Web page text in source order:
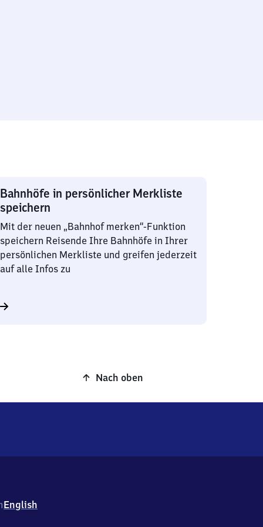
Bahnhöfe in persönlicher Merkliste
speichern
Mit der neuen „Bahnhof merken“-Funktion
speichern Reisende Ihre Bahnhöfe in Ihrer
persönlichen Merkliste und greifen jederzeit
auf alle Infos zu
Nach oben
English